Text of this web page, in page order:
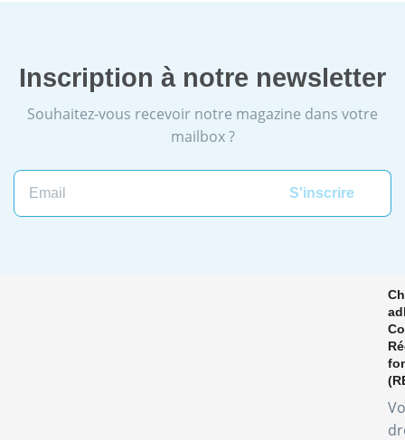
Inscription à notre newsletter
Souhaitez-vous recevoir notre magazine dans votre
mailbox ?
Email